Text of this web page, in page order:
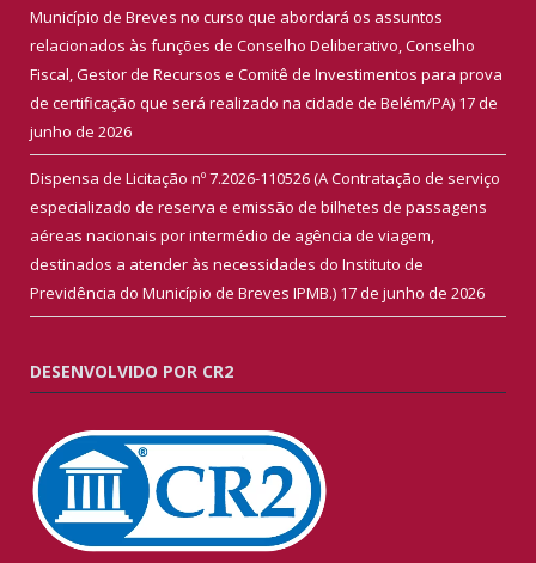
Município de Breves no curso que abordará os assuntos
relacionados às funções de Conselho Deliberativo, Conselho
Fiscal, Gestor de Recursos e Comitê de Investimentos para prova
de certificação que será realizado na cidade de Belém/PA) 17 de
junho de 2026
Dispensa de Licitação nº 7.2026-110526 (A Contratação de serviço
especializado de reserva e emissão de bilhetes de passagens
aéreas nacionais por intermédio de agência de viagem,
destinados a atender às necessidades do Instituto de
Previdência do Município de Breves IPMB.) 17 de junho de 2026
DESENVOLVIDO POR CR2